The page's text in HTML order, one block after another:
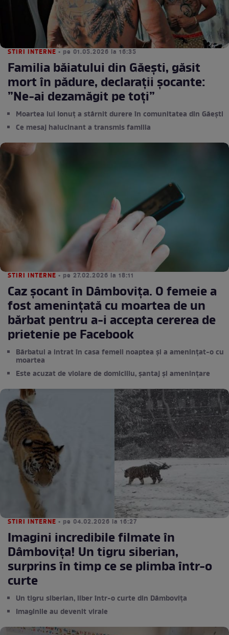
STIRI INTERNE • pe 01.05.2026 la 16:35
Familia băiatului din Găești, găsit
mort în pădure, declarații șocante:
”Ne-ai dezamăgit pe toți”
Moartea lui Ionuț a stârnit durere în comunitatea din Găești
Ce mesaj halucinant a transmis familia
STIRI INTERNE • pe 27.02.2026 la 18:11
Caz șocant în Dâmbovița. O femeie a
fost amenințată cu moartea de un
bărbat pentru a-i accepta cererea de
prietenie pe Facebook
Bărbatul a intrat în casa femeii noaptea și a amenințat-o cu
moartea
Este acuzat de violare de domiciliu, șantaj și amenințare
STIRI INTERNE • pe 04.02.2026 la 16:27
Imagini incredibile filmate în
Dâmbovița! Un tigru siberian,
surprins în timp ce se plimba într-o
curte
Un tigru siberian, liber într-o curte din Dâmbovița
Imaginile au devenit virale